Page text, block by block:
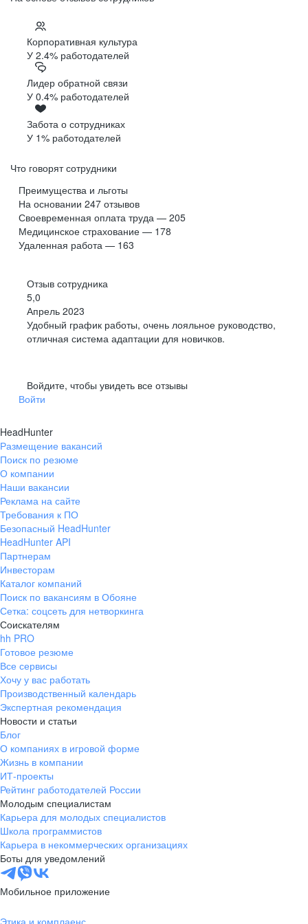
Корпоративная культура
У 2.4% работодателей
Лидер обратной связи
У 0.4% работодателей
Забота о сотрудниках
У 1% работодателей
Что говорят сотрудники
Преимущества и льготы
На основании 247 отзывов
Своевременная оплата труда — 205
Медицинское страхование — 178
Удаленная работа — 163
Отзыв сотрудника
5,0
Апрель 2023
Удобный график работы, очень лояльное руководство,
отличная система адаптации для новичков.
Войдите, чтобы увидеть все отзывы
Войти
HeadHunter
Размещение вакансий
Поиск по резюме
О компании
Наши вакансии
Реклама на сайте
Требования к ПО
Безопасный HeadHunter
HeadHunter API
Партнерам
Инвесторам
Каталог компаний
Поиск по вакансиям в Обояне
Сетка: соцсеть для нетворкинга
Соискателям
hh PRO
Готовое резюме
Все сервисы
Хочу у вас работать
Производственный календарь
Экспертная рекомендация
Новости и статьи
Блог
О компаниях в игровой форме
Жизнь в компании
ИТ-проекты
Рейтинг работодателей России
Молодым специалистам
Карьера для молодых специалистов
Школа программистов
Карьера в некоммерческих организациях
Боты для уведомлений
Мобильное приложение